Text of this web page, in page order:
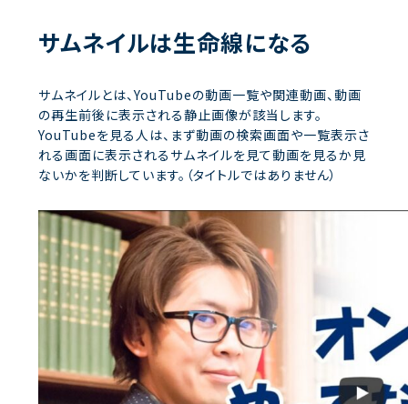
サムネイルは生命線になる
サムネイルとは、YouTubeの動画一覧や関連動画、動画
の再生前後に表示される静止画像が該当します。
YouTubeを見る人は、まず動画の検索画面や一覧表示さ
れる画面に表示されるサムネイルを見て動画を見るか見
ないかを判断しています。（タイトルではありません）